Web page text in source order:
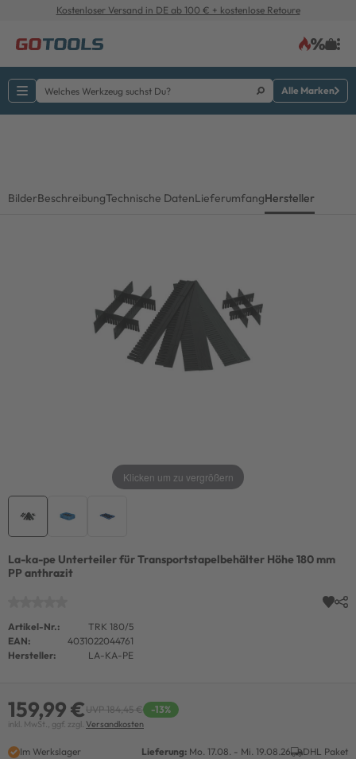
Kostenloser Versand in DE ab 100 € + kostenlose Retoure
Alle Marken
BilderBeschreibungTechnische DatenLieferumfangHersteller
Klicken um zu vergrößern
La-ka-pe Unterteiler für Transportstapelbehälter Höhe 180 mm
PP anthrazit
Artikel-Nr.:
TRK 180/5
EAN:
4031022044761
Hersteller:
LA-KA-PE
159,99 €UVP 184,45 € -13%
inkl. MwSt., ggf. zzgl. Versandkosten
Im Werkslager Lieferung: Mo. 17.08. - Mi. 19.08.26 DHL Paket